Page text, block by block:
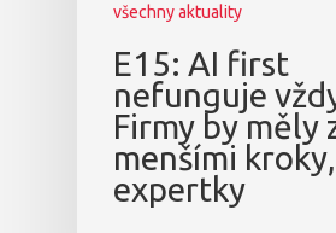
všechny aktuality
E15: AI first
nefunguje
Firmy by měly
menšími
expertky